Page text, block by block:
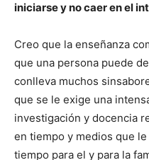
iniciarse y no caer en el
Creo que la enseñanza
que una persona puede
conlleva muchos
que se le exige una
investigación y docencia
en tiempo y medios que
tiempo para el y para la